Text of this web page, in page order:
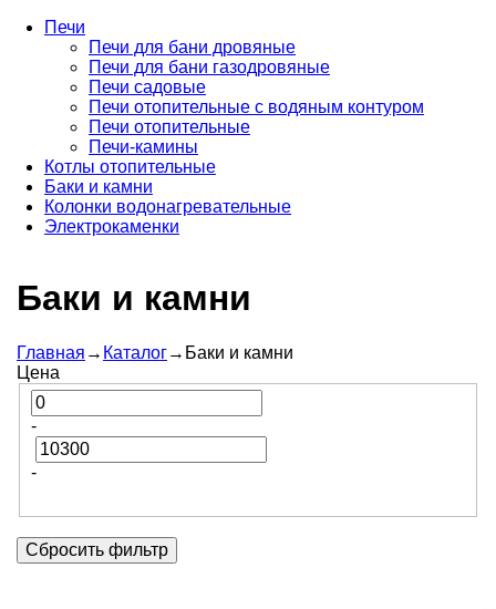
Печи
Печи для бани дровяные
Печи для бани газодровяные
Печи садовые
Печи отопительные c водяным контуром
Печи отопительные
Печи-камины
Котлы отопительные
Баки и камни
Колонки водонагревательные
Электрокаменки
Баки и камни
Главная → Каталог→ Баки и камни
Цена
-
-
Сбросить фильтр